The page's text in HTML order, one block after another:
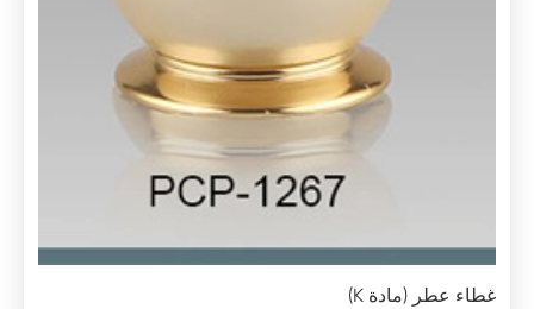
غطاء عطر (مادة K)